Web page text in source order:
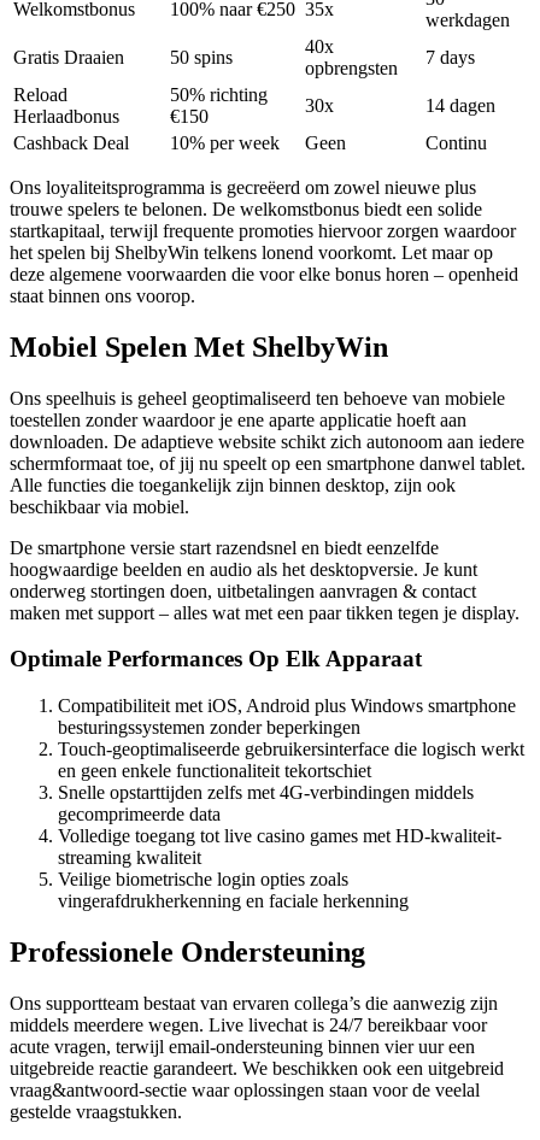
Welkomstbonus
100% naar €250 35x
werkdagen
Gratis Draaien
50 spins
40x
opbrengsten
7 days
Reload
Herlaadbonus
50% richting
€150
30x
14 dagen
Cashback Deal
10% per week Geen Continu
Ons loyaliteitsprogramma is gecreëerd om zowel nieuwe plus
trouwe spelers te belonen. De welkomstbonus biedt een solide
startkapitaal, terwijl frequente promoties hiervoor zorgen waardoor
het spelen bij ShelbyWin telkens lonend voorkomt. Let maar op
deze algemene voorwaarden die voor elke bonus horen – openheid
staat binnen ons voorop.
Mobiel Spelen Met ShelbyWin
Ons speelhuis is geheel geoptimaliseerd ten behoeve van mobiele
toestellen zonder waardoor je ene aparte applicatie hoeft aan
downloaden. De adaptieve website schikt zich autonoom aan iedere
schermformaat toe, of jij nu speelt op een smartphone danwel tablet.
Alle functies die toegankelijk zijn binnen desktop, zijn ook
beschikbaar via mobiel.
De smartphone versie start razendsnel en biedt eenzelfde
hoogwaardige beelden en audio als het desktopversie. Je kunt
onderweg stortingen doen, uitbetalingen aanvragen & contact
maken met support – alles wat met een paar tikken tegen je display.
Optimale Performances Op Elk Apparaat
Compatibiliteit met iOS, Android plus Windows smartphone
besturingssystemen zonder beperkingen
Touch-geoptimaliseerde gebruikersinterface die logisch werkt
en geen enkele functionaliteit tekortschiet
Snelle opstarttijden zelfs met 4G-verbindingen middels
gecomprimeerde data
Volledige toegang tot live casino games met HD-kwaliteit-
streaming kwaliteit
Veilige biometrische login opties zoals
vingerafdrukherkenning en faciale herkenning
Professionele Ondersteuning
Ons supportteam bestaat van ervaren collega’s die aanwezig zijn
middels meerdere wegen. Live livechat is 24/7 bereikbaar voor
acute vragen, terwijl email-ondersteuning binnen vier uur een
uitgebreide reactie garandeert. We beschikken ook een uitgebreid
vraag&antwoord-sectie waar oplossingen staan voor de veelal
gestelde vraagstukken.